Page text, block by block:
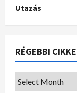
Utazás
RÉGEBBI